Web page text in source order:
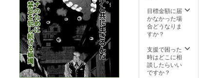
動しま
す。
☆(3)(4)
はオン
ライン
スト
レージ
以内
で、備
考欄に
願いし
ます。
ご記入
がない
ト描き
下ろし
キャラ
ンデー
タ
（Twitte
rやLINE
目標金額に届
かなかった場
合どうなりま
すか？
支援で困った
時はどこに相
談したらいい
ですか？